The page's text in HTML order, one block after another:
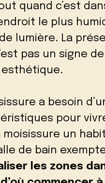
quand c’est
le plus
lumière. La
pas un signe de
esthétique.
a besoin
pour
un
de bain
les zones